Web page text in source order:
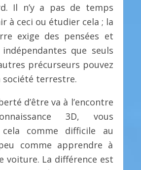
Il n’y a pas de temps
à ceci ou étudier cela ; la
exige des pensées et
que seuls
précurseurs pouvez
société terrestre.
d’être va à l’encontre
3D, vous
cela comme difficile au
comme apprendre à
voiture. La différence est